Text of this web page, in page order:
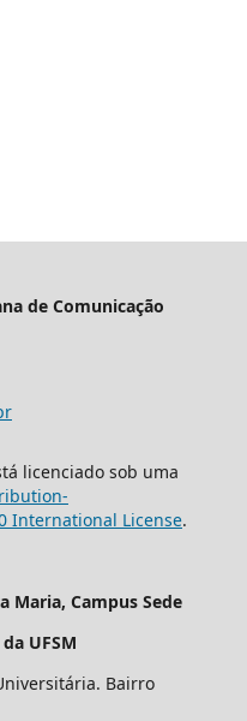
de Comunicação
licenciado sob uma
International License.
Maria, Campus Sede
UFSM
Bairro